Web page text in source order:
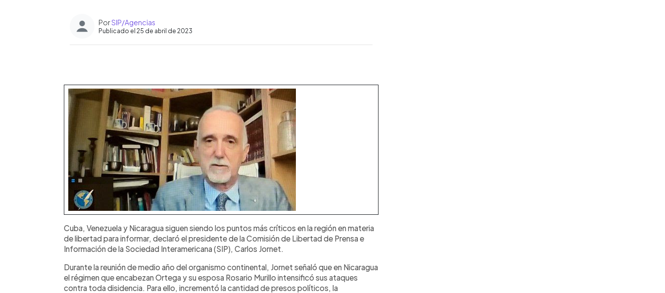
PorSIP/Agencias
Publicado el 25 de abril de 2023
► Escuchar artículo
Cuba, Venezuela y Nicaragua siguen siendo los puntos más críticos en la región en materia
de libertad para informar, declaró el presidente de la Comisión de Libertad de Prensa e
Información de la Sociedad Interamericana (SIP), Carlos Jornet.
Durante la reunión de medio año del organismo continental, Jornet señaló que en Nicaragua
el régimen que encabezan Ortega y su esposa Rosario Murillo intensificó sus ataques
contra toda disidencia. Para ello, incrementó la cantidad de presos políticos, la